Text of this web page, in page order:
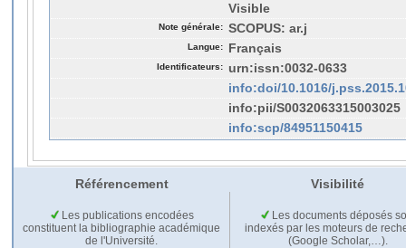
Visible
Note générale: SCOPUS: ar.j
Langue: Français
Identificateurs:
urn:issn:0032-0633
info:doi/10.1016/
info:pii/S0032063315003025
info:scp/84951150415
Référencement Visibilité
Les publications encodées
constituent la bibliographie académique
de l'Université.
Les documents déposés
indexés par les moteurs de
(Google Scholar,…).